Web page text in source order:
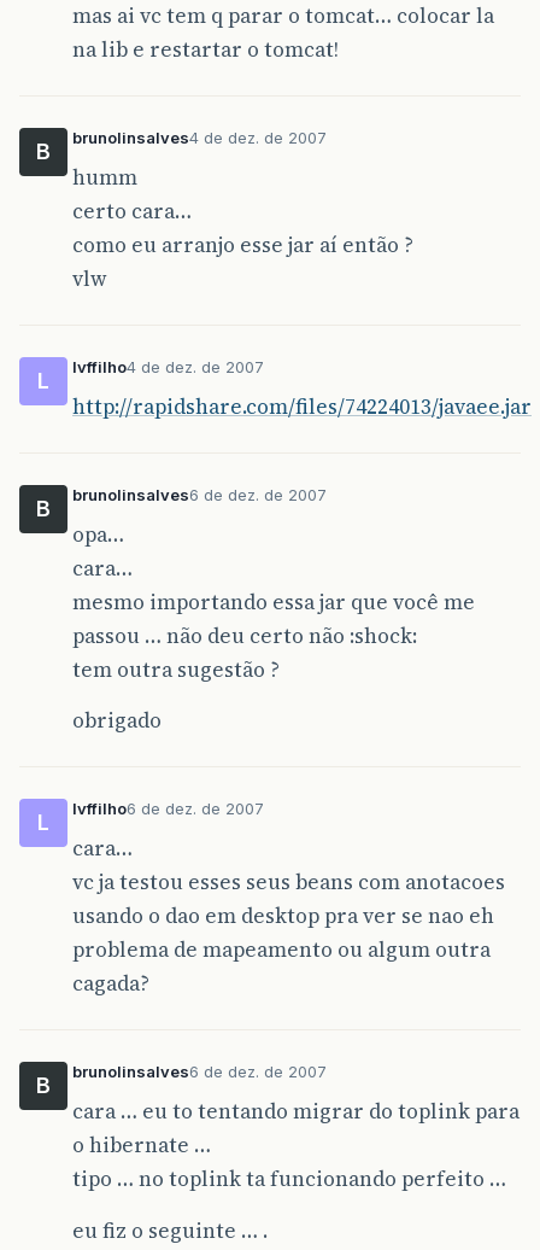
mas ai vc tem q parar o tomcat… colocar la
na lib e restartar o tomcat!
B
brunolinsalves4 de dez. de 2007
humm
certo cara…
como eu arranjo esse jar aí então ?
vlw
L
lvffilho4 de dez. de 2007
http://rapidshare.com/files/74224013/javaee.jar
B
brunolinsalves6 de dez. de 2007
opa…
cara…
mesmo importando essa jar que você me
passou … não deu certo não :shock:
tem outra sugestão ?
obrigado
L
lvffilho6 de dez. de 2007
cara…
vc ja testou esses seus beans com anotacoes
usando o dao em desktop pra ver se nao eh
problema de mapeamento ou algum outra
cagada?
B
brunolinsalves6 de dez. de 2007
cara … eu to tentando migrar do toplink para
o hibernate …
tipo … no toplink ta funcionando perfeito …
eu fiz o seguinte … .